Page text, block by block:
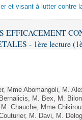
et visant à lutter contre
EFFICACEMENT
- 1ère lecture
Mme Abomangoli, M.
M. Bex, M.
Chauche, Mme
M. Davi, M.